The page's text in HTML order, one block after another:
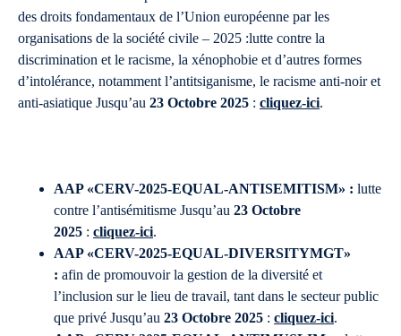
des droits fondamentaux de l’Union européenne par les
organisations de la société civile – 2025 :lutte contre la
discrimination et le racisme, la xénophobie et d’autres formes
d’intolérance, notamment l’antitsiganisme, le racisme anti-noir et
anti-asiatique Jusqu’au 23 Octobre 2025 : cliquez-ici.
AAP «CERV-2025-EQUAL-ANTISEMITISM» : lutte
contre l’antisémitisme Jusqu’au 23 Octobre
2025 : cliquez-ici.
AAP «CERV-2025-EQUAL-DIVERSITYMGT»
: afin de promouvoir la gestion de la diversité et
l’inclusion sur le lieu de travail, tant dans le secteur public
que privé Jusqu’au 23 Octobre 2025 : cliquez-ici.